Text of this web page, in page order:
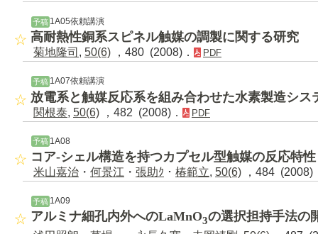
予稿 1A05依頼講演
高耐熱性銅系スピネル触媒の調製に関する研究
菊地隆司 , 50(6) ，480 (2008)． PDF
予稿 1A07依頼講演
放電系と触媒反応系を組み合わせた水素製造シス
関根泰, 50(6) ，482 (2008)． PDF
予稿 1A08
コア-シェル構造を持つカプセル型触媒の反応特性
米山嘉治 ・ 何景江 ・ 張助ｸ ・ 椿範立, 50(6) ，484 (2008)
予稿1A09
アルミナ細孔内外へのLaMnO3の選択担持手法の